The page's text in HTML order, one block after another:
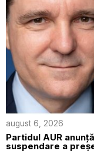
august 6, 2026
Partidul AUR
suspendare a